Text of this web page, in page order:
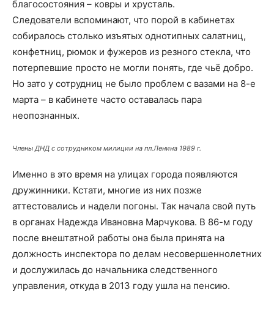
благосостояния – ковры и хрусталь.
Следователи вспоминают, что порой в кабинетах
собиралось столько изъятых однотипных салатниц,
конфетниц, рюмок и фужеров из резного стекла, что
потерпевшие просто не могли понять, где чьё добро.
Но зато у сотрудниц не было проблем с вазами на 8-е
марта – в кабинете часто оставалась пара
неопознанных.
Члены ДНД с сотрудником милиции на пл.Ленина 1989 г.
Именно в это время на улицах города появляются
дружинники. Кстати, многие из них позже
аттестовались и надели погоны. Так начала свой путь
в органах Надежда Ивановна Марчукова. В 86-м году
после внештатной работы она была принята на
должность инспектора по делам несовершеннолетних
и дослужилась до начальника следственного
управления, откуда в 2013 году ушла на пенсию.